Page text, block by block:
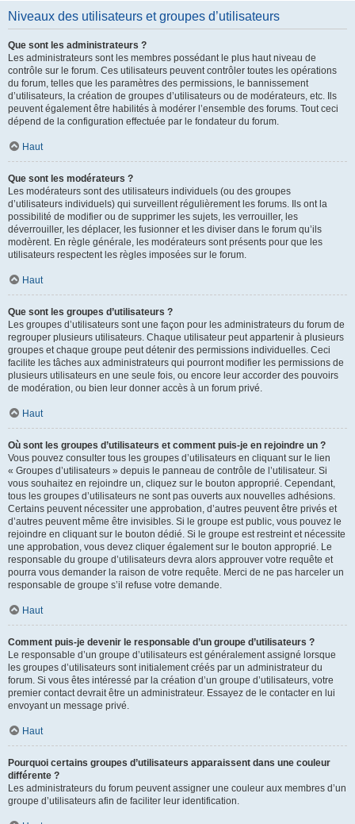
Niveaux des utilisateurs et groupes d’utilisateurs
Que sont les administrateurs ?
Les administrateurs sont les membres possédant le plus haut niveau de
contrôle sur le forum. Ces utilisateurs peuvent contrôler toutes les opérations
du forum, telles que les paramètres des permissions, le bannissement
d’utilisateurs, la création de groupes d’utilisateurs ou de modérateurs, etc. Ils
peuvent également être habilités à modérer l’ensemble des forums. Tout ceci
dépend de la configuration effectuée par le fondateur du forum.
Haut
Que sont les modérateurs ?
Les modérateurs sont des utilisateurs individuels (ou des groupes
d’utilisateurs individuels) qui surveillent régulièrement les forums. Ils ont la
possibilité de modifier ou de supprimer les sujets, les verrouiller, les
déverrouiller, les déplacer, les fusionner et les diviser dans le forum qu’ils
modèrent. En règle générale, les modérateurs sont présents pour que les
utilisateurs respectent les règles imposées sur le forum.
Haut
Que sont les groupes d’utilisateurs ?
Les groupes d’utilisateurs sont une façon pour les administrateurs du forum de
regrouper plusieurs utilisateurs. Chaque utilisateur peut appartenir à plusieurs
groupes et chaque groupe peut détenir des permissions individuelles. Ceci
facilite les tâches aux administrateurs qui pourront modifier les permissions de
plusieurs utilisateurs en une seule fois, ou encore leur accorder des pouvoirs
de modération, ou bien leur donner accès à un forum privé.
Haut
Où sont les groupes d’utilisateurs et comment puis-je en rejoindre un ?
Vous pouvez consulter tous les groupes d’utilisateurs en cliquant sur le lien
« Groupes d’utilisateurs » depuis le panneau de contrôle de l’utilisateur. Si
vous souhaitez en rejoindre un, cliquez sur le bouton approprié. Cependant,
tous les groupes d’utilisateurs ne sont pas ouverts aux nouvelles adhésions.
Certains peuvent nécessiter une approbation, d’autres peuvent être privés et
d’autres peuvent même être invisibles. Si le groupe est public, vous pouvez le
rejoindre en cliquant sur le bouton dédié. Si le groupe est restreint et nécessite
une approbation, vous devez cliquer également sur le bouton approprié. Le
responsable du groupe d’utilisateurs devra alors approuver votre requête et
pourra vous demander la raison de votre requête. Merci de ne pas harceler un
responsable de groupe s’il refuse votre demande.
Haut
Comment puis-je devenir le responsable d’un groupe d’utilisateurs ?
Le responsable d’un groupe d’utilisateurs est généralement assigné lorsque
les groupes d’utilisateurs sont initialement créés par un administrateur du
forum. Si vous êtes intéressé par la création d’un groupe d’utilisateurs, votre
premier contact devrait être un administrateur. Essayez de le contacter en lui
envoyant un message privé.
Haut
Pourquoi certains groupes d’utilisateurs apparaissent dans une couleur
différente ?
Les administrateurs du forum peuvent assigner une couleur aux membres d’un
groupe d’utilisateurs afin de faciliter leur identification.